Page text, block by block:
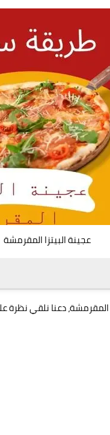
عجينة البيتزا المقرمشة
المقرمشة، دعنا نلقي نظرة